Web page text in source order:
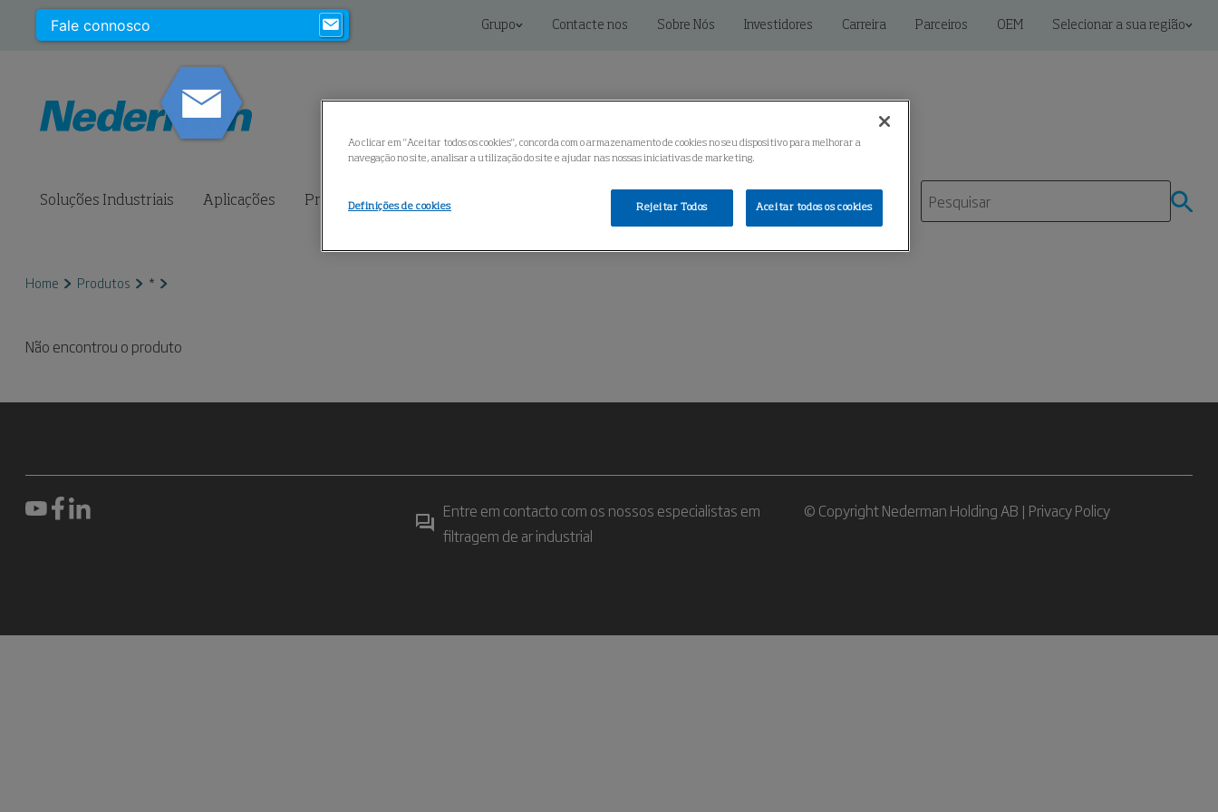
Grupo Contacte nos Sobre Nós Investidores Carreira Parceiros OEM Selecionar a sua região
Soluções Industriais Aplicações Produtos Soluções conectadas Centro de Conhecimento
Home Produtos *
Não encontrou o produto
Entre em contacto com os nossos especialistas em
filtragem de ar industrial
© Copyright Nederman Holding AB | Privacy Policy
Ao clicar em "Aceitar todos os cookies", concorda com o armazenamento de cookies no seu dispositivo para melhorar a
navegação no site, analisar a utilização do site e ajudar nas nossas iniciativas de marketing.
Rejeitar Todos Aceitar todos os cookies
Definições de cookies
Fale connosco